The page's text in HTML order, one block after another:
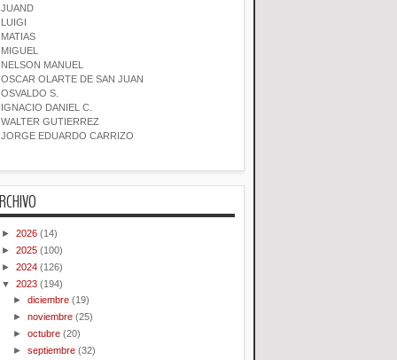
JUAND
LUIGI
MATIAS
MIGUEL
NELSON MANUEL
OSCAR OLARTE DE SAN JUAN
OSVALDO S.
IGNACIO DANIEL C.
WALTER GUTIERREZ
JORGE EDUARDO CARRIZO
► 2026 (14)
► 2025 (100)
► 2024 (126)
▼ 2023 (194)
►diciembre (19)
►noviembre (25)
►octubre (20)
►septiembre (32)